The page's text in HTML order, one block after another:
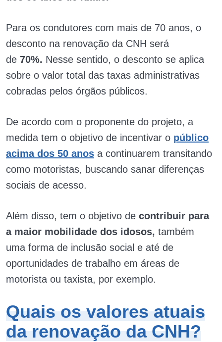
Para os condutores com mais de 70 anos, o
desconto na renovação da CNH será
de 70%. Nesse sentido, o desconto se aplica
sobre o valor total das taxas administrativas
cobradas pelos órgãos públicos.
De acordo com o proponente do projeto, a
medida tem o objetivo de incentivar o público
acima dos 50 anos a continuarem transitando
como motoristas, buscando sanar diferenças
sociais de acesso.
Além disso, tem o objetivo de contribuir para
a maior mobilidade dos idosos, também
uma forma de inclusão social e até de
oportunidades de trabalho em áreas de
motorista ou taxista, por exemplo.
Quais os valores atuais
da renovação da CNH?